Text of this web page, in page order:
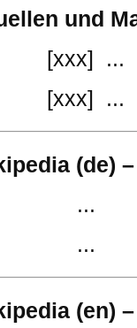
und
[xxx] ...
[xxx] ...
(de)
...
...
(en)